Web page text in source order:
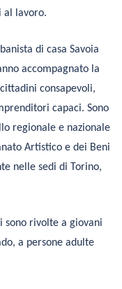
al lavoro.
di casa Savoia
accompagnato la
consapevoli,
capaci. Sono
regionale e nazionale
Artistico e dei Beni
nelle sedi di Torino,
sono rivolte a giovani
a persone adulte